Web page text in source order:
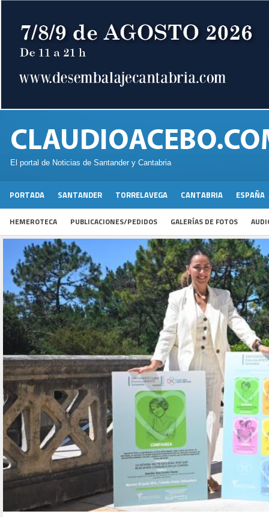
El portal de Noticias de Santander y Cantabria
PORTADA SANTANDER TORRELAVEGA CANTABRIA ESPAÑA
HEMEROTECA PUBLICACIONES/PEDIDOS GALERÍAS DE FOTOS